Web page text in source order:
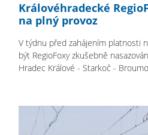
Královéhradecké
na plný provoz
V týdnu před zahájením platnosti
být RegioFoxy zkušebně
Hradec Králové - Starkoč -